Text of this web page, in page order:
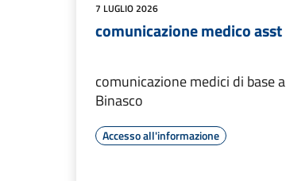
7 LUGLIO 2026
comunicazione medico asst
comunicazione medici di base a
Binasco
Accesso all'informazione